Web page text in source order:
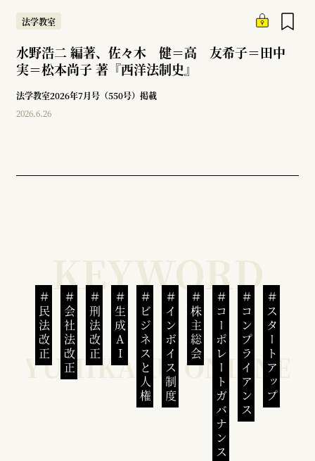
法学教室
水野浩二 編著、佐々木 健＝高 友希子＝田中
実＝松本尚子 著『西洋法制史』
法学教室2026年7月号（550号）掲載
2026.6.26
民法改正 会社法改正 刑法改正 生成AI ビジネスと人権インボイス制度 株主総会 コーポレートガバナンスコンプライアンススタートアップ